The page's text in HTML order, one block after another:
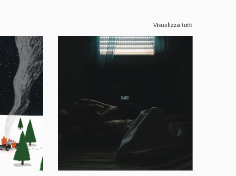
Visualizza tutti